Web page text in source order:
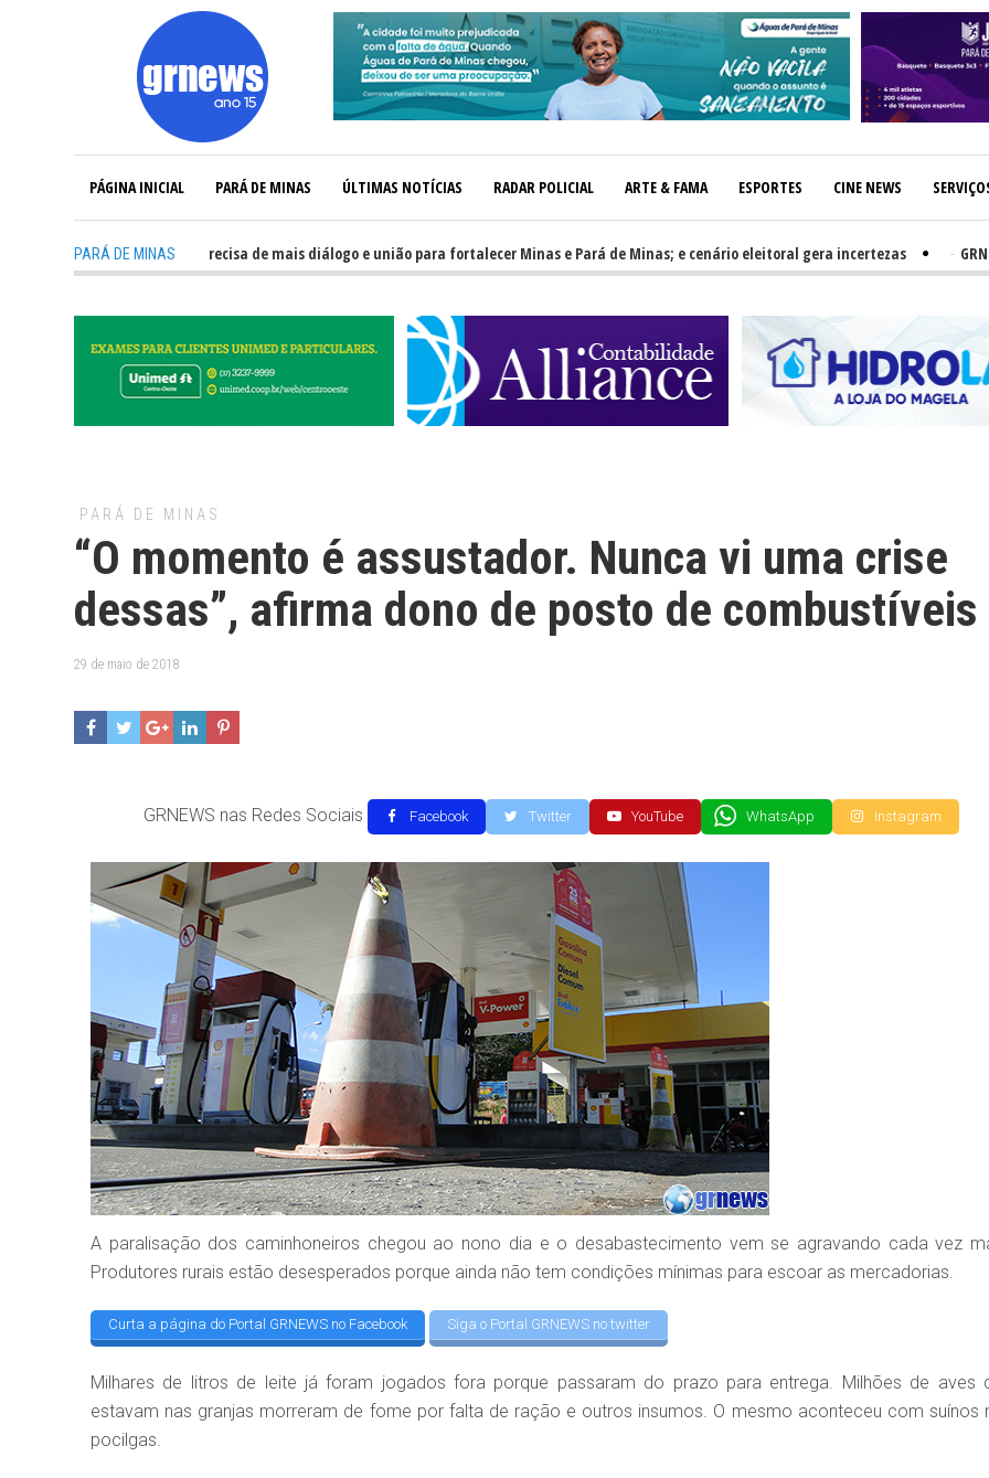
PÁGINA INICIAL PARÁ DE MINAS ÚLTIMAS NOTÍCIAS RADAR POLICIAL ARTE & FAMA ESPORTES CINE NEWS
PARÁ DE MINAS
GRNEWS TV: Política precisa de mais diálogo e união para fortalecer Minas e Pará de Minas; e cenário eleitoral gera incertezas -
PARÁ DE MINAS
“O momento é assustador. Nunca vi uma crise
dessas”, afirma dono de posto de combustíveis
29 de maio de 2018
GRNEWS nas Redes Sociais Facebook Twitter YouTube WhatsApp Instagram
A paralisação dos caminhoneiros chegou ao nono dia e o desabastecimento vem se agravando cada vez
Produtores rurais estão desesperados porque ainda não tem condições mínimas para escoar as mercadorias.
Curta a página do Portal GRNEWS no Facebook Siga o Portal GRNEWS no twitter
Milhares de litros de leite já foram jogados fora porque passaram do prazo para entrega. Milhões de aves
estavam nas granjas morreram de fome por falta de ração e outros insumos. O mesmo aconteceu com suínos
pocilgas.